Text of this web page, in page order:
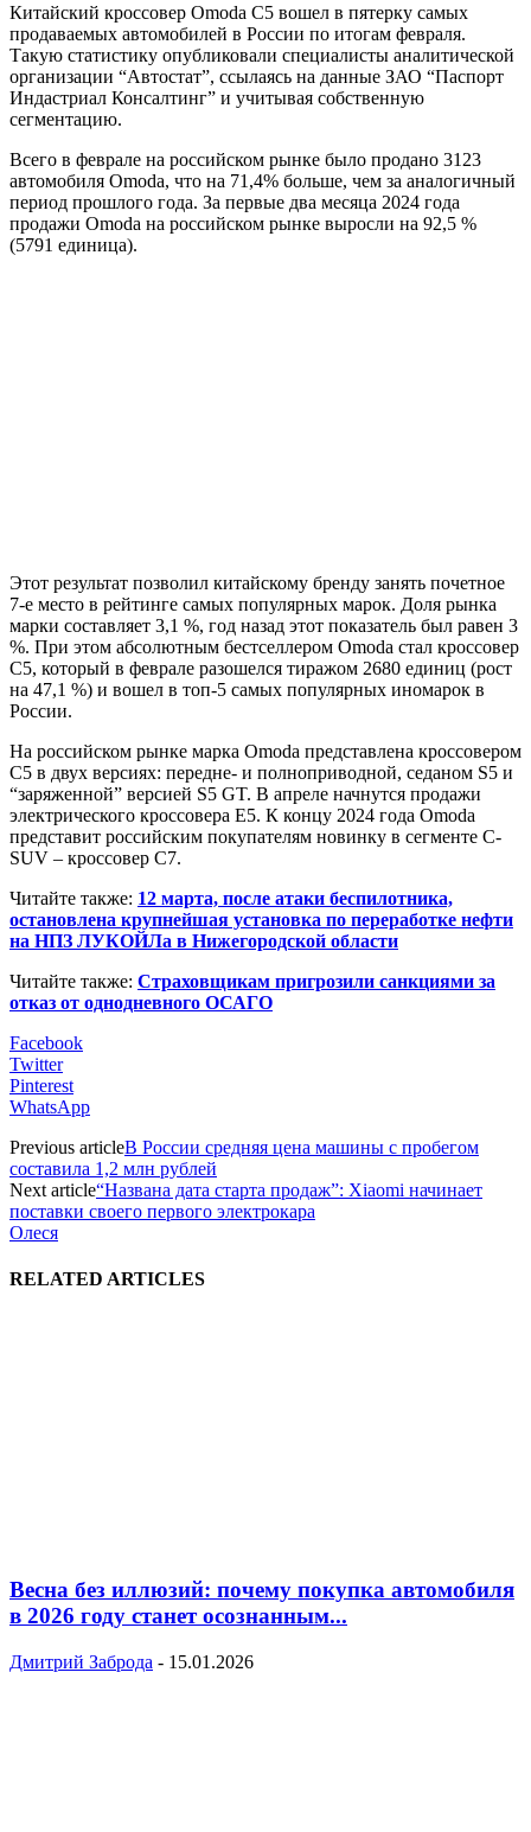
Китайский кроссовер Omoda C5 вошел в пятерку самых
продаваемых автомобилей в России по итогам февраля.
Такую статистику опубликовали специалисты аналитической
организации “Автостат”, ссылаясь на данные ЗАО “Паспорт
Индастриал Консалтинг” и учитывая собственную
сегментацию.
Всего в феврале на российском рынке было продано 3123
автомобиля Omoda, что на 71,4% больше, чем за аналогичный
период прошлого года. За первые два месяца 2024 года
продажи Omoda на российском рынке выросли на 92,5 %
(5791 единица).
Этот результат позволил китайскому бренду занять почетное
7-е место в рейтинге самых популярных марок. Доля рынка
марки составляет 3,1 %, год назад этот показатель был равен 3
%. При этом абсолютным бестселлером Omoda стал кроссовер
C5, который в феврале разошелся тиражом 2680 единиц (рост
на 47,1 %) и вошел в топ-5 самых популярных иномарок в
России.
На российском рынке марка Omoda представлена кроссовером
C5 в двух версиях: передне- и полноприводной, седаном S5 и
“заряженной” версией S5 GT. В апреле начнутся продажи
электрического кроссовера E5. К концу 2024 года Omoda
представит российским покупателям новинку в сегменте C-
SUV – кроссовер C7.
Читайте также: 12 марта, после атаки беспилотника,
остановлена крупнейшая установка по переработке нефти
на НПЗ ЛУКОЙЛа в Нижегородской области
Читайте также: Страховщикам пригрозили санкциями за
отказ от однодневного ОСАГО
Facebook
Twitter
Pinterest
WhatsApp
Previous articleВ России средняя цена машины с пробегом
составила 1,2 млн рублей
Next article“Названа дата старта продаж”: Xiaomi начинает
поставки своего первого электрокара
Олеся
RELATED ARTICLES
Весна без иллюзий: почему покупка автомобиля
в 2026 году станет осознанным...
Дмитрий Заброда - 15.01.2026